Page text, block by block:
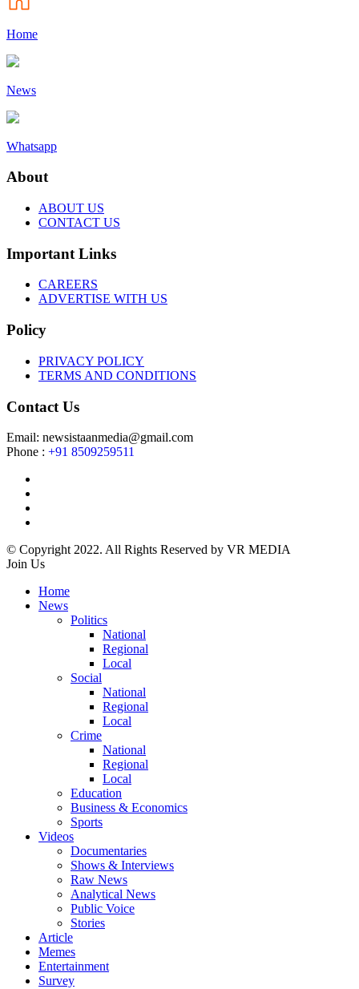
Home
News
Whatsapp
About
ABOUT US
CONTACT US
Important Links
CAREERS
ADVERTISE WITH US
Policy
PRIVACY POLICY
TERMS AND CONDITIONS
Contact Us
Email: newsistaanmedia@gmail.com
Phone : +91 8509259511
© Copyright 2022. All Rights Reserved by VR MEDIA
Join Us
Home
News
Politics
National
Regional
Local
Social
National
Regional
Local
Crime
National
Regional
Local
Education
Business & Economics
Sports
Videos
Documentaries
Shows & Interviews
Raw News
Analytical News
Public Voice
Stories
Article
Memes
Entertainment
Survey